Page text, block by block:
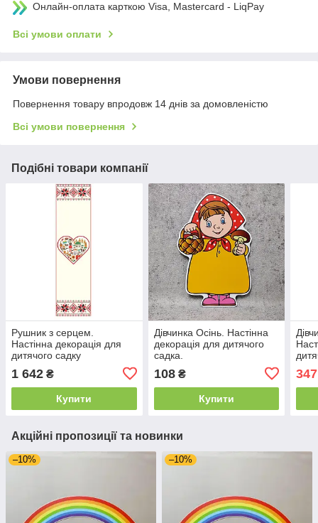
Онлайн-оплата карткою Visa, Mastercard - LiqPay
Всі умови оплати
Умови повернення
Повернення товару впродовж 14 днів за домовленістю
Всі умови повернення
Подібні товари компанії
Рушник з серцем.
Настінна декорація для
дитячого садку
1 642 ₴
Купити
Дівчинка Осінь. Настінна
декорація для дитячого
садка.
108₴
Купити
347
Акційні пропозиції та новинки
–10% –10%